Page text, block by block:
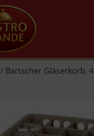
/ Bartscher Gläserkorb,